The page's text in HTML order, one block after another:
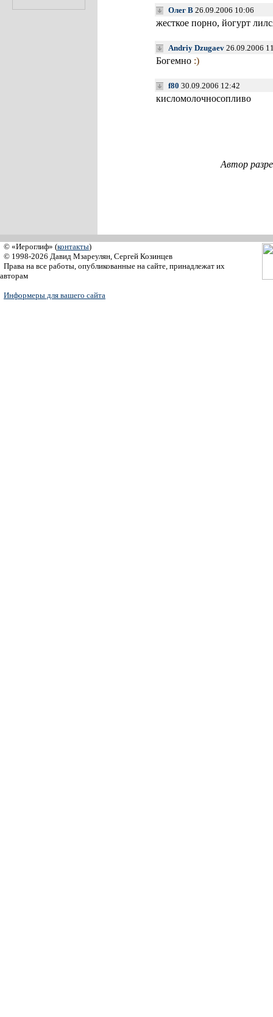
Олег В 26.09.2006 10:06
жесткое порно, йогурт
Andriy Dzugaev 26.09.2006
Богемно :)
f80 30.09.2006 12:42
кисломолочносопливо
Автор
© «Иероглиф» (контакты)
© 1998-2026 Давид Мзареулян, Сергей Козинцев
Права на все работы, опубликованные на сайте, принадлежат их
авторам
Информеры для вашего сайта